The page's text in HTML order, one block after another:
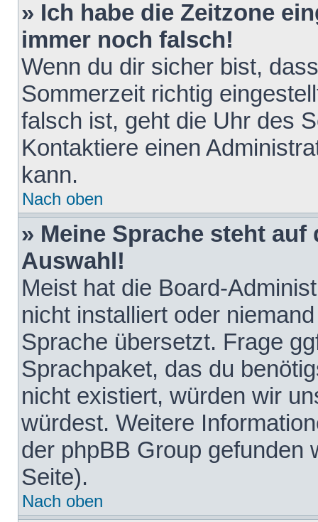
» Ich habe die Zeitzone
immer noch falsch!
Wenn du dir sicher bist,
Sommerzeit richtig
falsch ist, geht die Uhr des
Kontaktiere einen
kann.
Nach oben
» Meine Sprache steht
Auswahl!
Meist hat die Board-
nicht installiert oder
Sprache übersetzt. Frage
Sprachpaket, das du
nicht existiert, würden wir
würdest. Weitere
der phpBB Group gefunden
Seite).
Nach oben